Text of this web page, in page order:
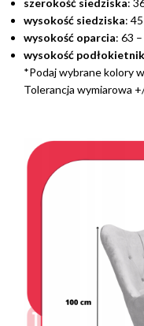
wysokość siedziska:
wysokość oparcia: 63
wysokość
*Podaj wybrane kolory w
Tolerancja wymiarowa